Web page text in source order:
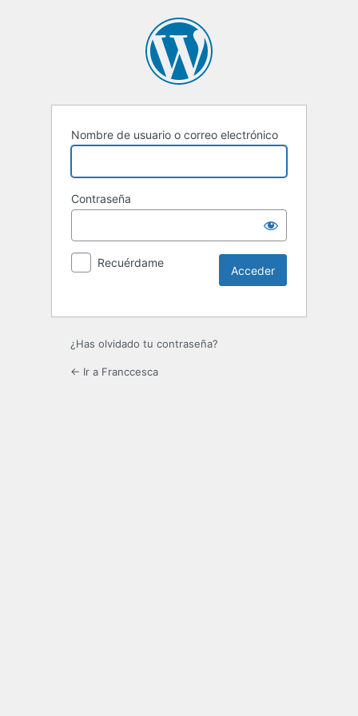
Nombre de usuario o correo electrónico
Contraseña
Recuérdame
¿Has olvidado tu contraseña?
← Ir a Franccesca